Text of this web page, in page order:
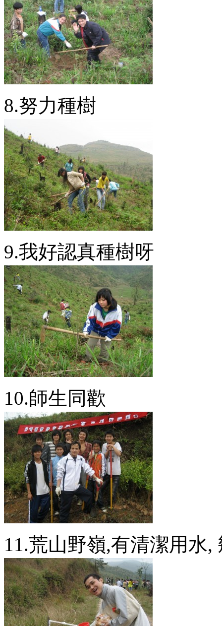
8.努力種樹
9.我好認真種樹呀
10.師生同歡
11.荒山野嶺,有清潔用水,